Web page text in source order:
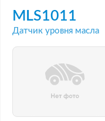
MLS1011
Датчик уровня масла